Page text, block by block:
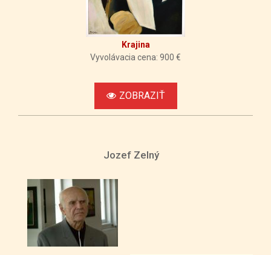
Krajina
Vyvolávacia cena: 900 €
ZOBRAZIŤ
Jozef Zelný